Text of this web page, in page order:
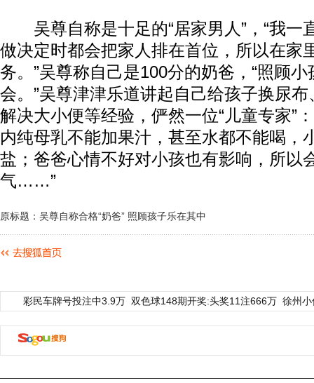
吴尊自称是十足的“居家男人”，“我一
做决定时都会把家人排在首位，所以在家
务。”吴尊称自己是100分的奶爸，“照顾
会。”吴尊津津乐道讲起自己给孩子换尿
解决大小便等经验，俨然一位“儿童专家”
内纯母乳不能加果汁，甚至水都不能喝，
盐；爸爸心情不好对小孩也有影响，所以
气……”
原标题：吴尊自称合格“奶爸” 照顾孩子乐在其中
彩民车牌号投注中3.9万 双色球148期开奖:头奖11注666万 徐州